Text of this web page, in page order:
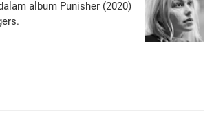
album Punisher (2020)